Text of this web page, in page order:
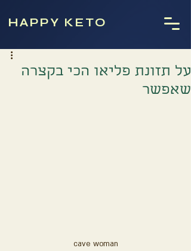
HAPPY KETO
על תזונת פליאו הכי בקצרה
שאפשר
cave woman